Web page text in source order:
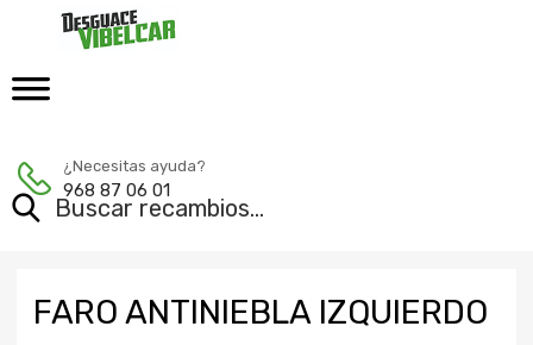
¿Necesitas ayuda?
968 87 06 01
FARO ANTINIEBLA IZQUIERDO